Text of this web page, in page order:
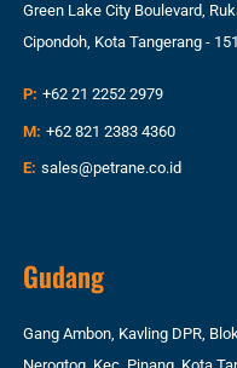
Green Lake City Boulevard,
Cipondoh, Kota Tangerang -
P: +62 21 2252 2979
M: +62 821 2383 4360
E: sales@petrane.co.id
Gudang
Gang Ambon, Kavling DPR,